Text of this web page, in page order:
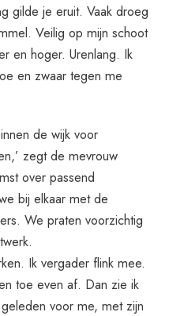
gilde je eruit. Vaak droeg
Veilig op mijn schoot
en hoger. Urenlang. Ik
en zwaar tegen me
de wijk voor
zegt de mevrouw
over passend
bij elkaar met de
We praten voorzichtig
Ik vergader flink mee.
toe even af. Dan zie ik
voor me, met zijn